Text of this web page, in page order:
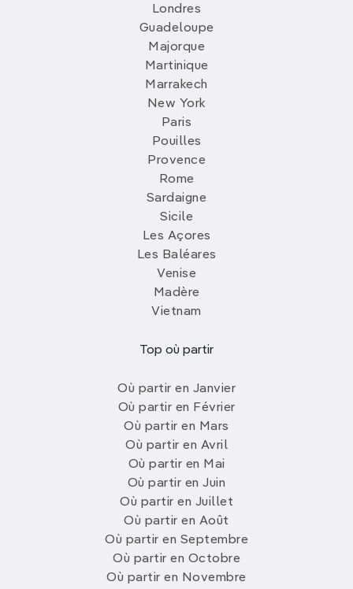
Londres
Guadeloupe
Majorque
Martinique
Marrakech
New York
Paris
Pouilles
Provence
Rome
Sardaigne
Sicile
Les Açores
Les Baléares
Venise
Madère
Vietnam
Top où partir
Où partir en Janvier
Où partir en Février
Où partir en Mars
Où partir en Avril
Où partir en Mai
Où partir en Juin
Où partir en Juillet
Où partir en Août
Où partir en Septembre
Où partir en Octobre
Où partir en Novembre